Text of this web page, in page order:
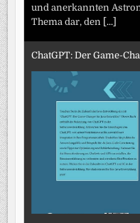
und anerkannten
Thema dar, den [...]
ChatGPT: Der Game-